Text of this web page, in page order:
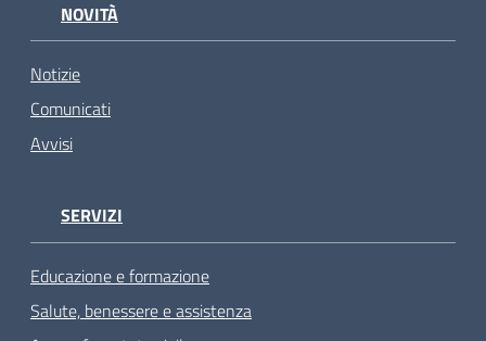
NOVITÀ
Notizie
Comunicati
Avvisi
SERVIZI
Educazione e formazione
Salute, benessere e assistenza